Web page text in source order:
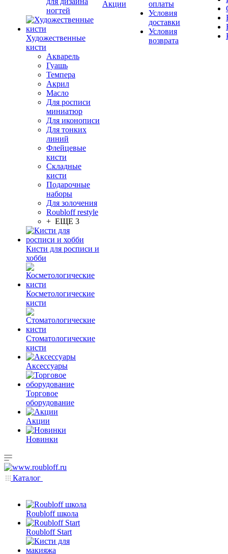
ногтей
Художественные
кисти
Акварель
Гуашь
Темпера
Акрил
Масло
Для росписи
миниатюр
Для иконописи
Для тонких
линий
Флейцевые
кисти
Складные
кисти
Подарочные
наборы
Для золочения
Roubloff restyle
+ ЕЩЕ 3
Кисти для росписи и
хобби
Косметологические
кисти
Стоматологические
кисти
Аксессуары
Торговое
оборудование
Акции
Новинки
Акции
оплаты
Условия
доставки
Условия
возврата
Каталог
Roubloff школа
Roubloff Start